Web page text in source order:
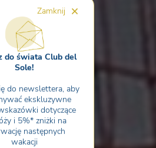
Zamknij
do świata Club del
Sole!
do newslettera, aby
ekskluzywne
dotyczące
i 5%* zniżki na
następnych
wakacji